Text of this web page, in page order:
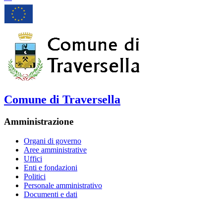
Comune di Traversella
Amministrazione
Organi di governo
Aree amministrative
Uffici
Enti e fondazioni
Politici
Personale amministrativo
Documenti e dati